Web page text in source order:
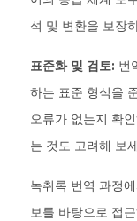
석 및 변환을 보장
표준화 및 검토: 번
하는 표준 형식을
오류가 없는지 확
는 것도 고려해 보
녹취록 번역 과정
보를 바탕으로 접